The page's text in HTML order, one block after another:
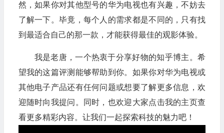
然，如果你对其他型号的华为电视也有兴趣，不妨去
了解一下。毕竟，每个人的需求都是不同的，只有找
到最适合自己的那一款，才能获得最佳的观影体验。
我是老唐，一个热衷于分享好物的知乎博主。希
望我的这篇评测能够帮助到你。如果你对华为电视或
其他电子产品还有任何问题或想要了解更多信息，欢
迎随时向我提问。同时，也欢迎大家点击我的主页查
看更多精彩内容。让我们一起探索科技的魅力吧！